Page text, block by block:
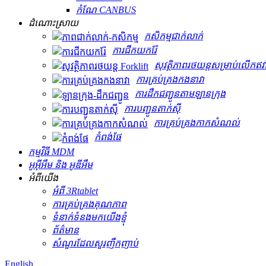
កំណែ CANBUS
ដំណោះស្រាយ
កសិកម្ម​ជាក់លាក់
ការជីកយករ៉ែ
សុវត្ថិភាពរថយន្តសម្រាប់លើកឥវ៉
ការគ្រប់គ្រងកងនាវា
ការដឹកជញ្ជូនតាមឡានក្រុង
ការបញ្ជូនតាក់ស៊ី
ការគ្រប់គ្រងកាកសំណល់
កំពង់ផែ
កម្មវិធី MDM
អូអ៊ីអឹម និង អូឌីអឹម
អំពីយើង
អំពី 3Rtablet
ការគ្រប់គ្រងគុណភាព
ទំនាក់ទំនងមកយើងខ្ញុំ
ព័ត៌មាន
សំណួរដែលសួរញឹកញាប់
English